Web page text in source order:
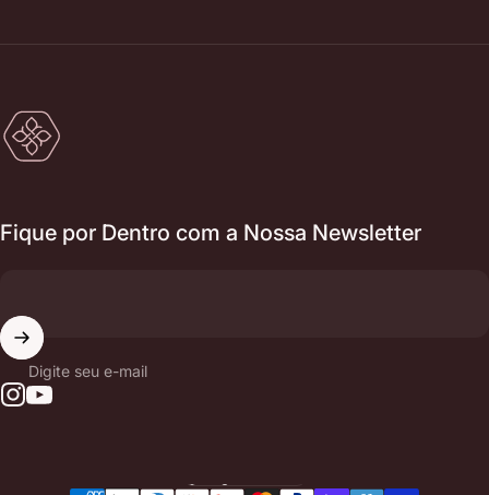
RmonyCare
Fique por Dentro com a Nossa Newsletter
Digite seu e-mail
Linguagem